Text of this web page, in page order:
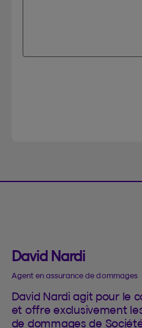
David Nardi
Agent en assurance de dommages
David Nardi agit pour le
et offre exclusivement
de dommages de